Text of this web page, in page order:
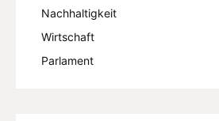
Nachhaltigkeit
Wirtschaft
Parlament